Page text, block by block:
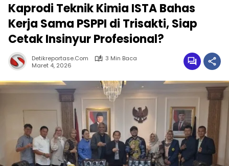
Kaprodi Teknik Kimia ISTA Bahas
Kerja Sama PSPPI di Trisakti, Siap
Cetak Insinyur Profesional?
Detikreportase.com
3 Min Baca
Maret 4, 2026